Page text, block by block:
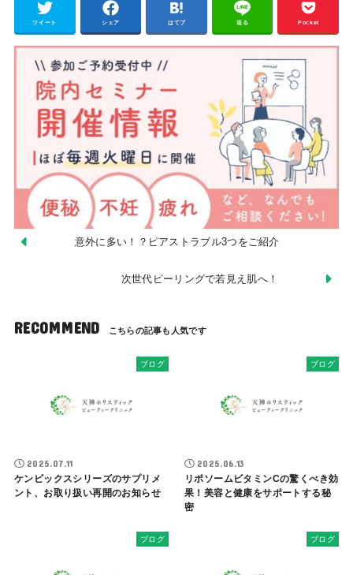
ツイート シェア はてブ 送る Pocket
意外に多い！？ピアストラブル3つをご紹介
次世代ピーリングで若見え肌へ！
RECOMMEND
ブログ
2025.07.11
ケンビックスシリーズのサプリメ
ント、お取り扱い再開のお知らせ
ブログ
2025.06.13
リポソームビタミンCの驚くべき効
果！美容と健康をサポートする秘
密
ブログ ブログ